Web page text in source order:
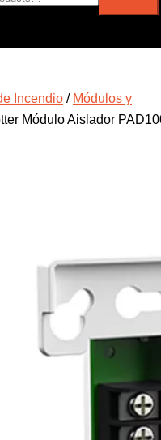
Incendio / Módulos y
Módulo Aislador